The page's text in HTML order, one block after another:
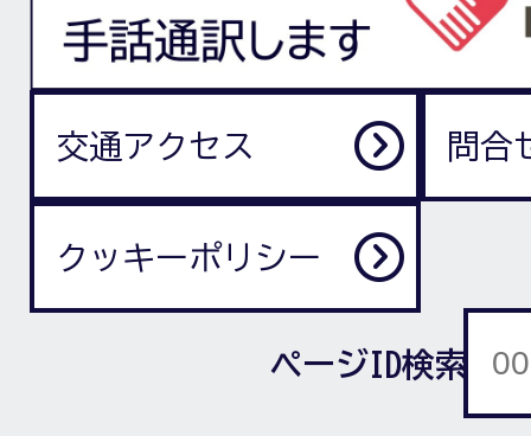
交通アクセス 問合
クッキーポリシー
ページID検索